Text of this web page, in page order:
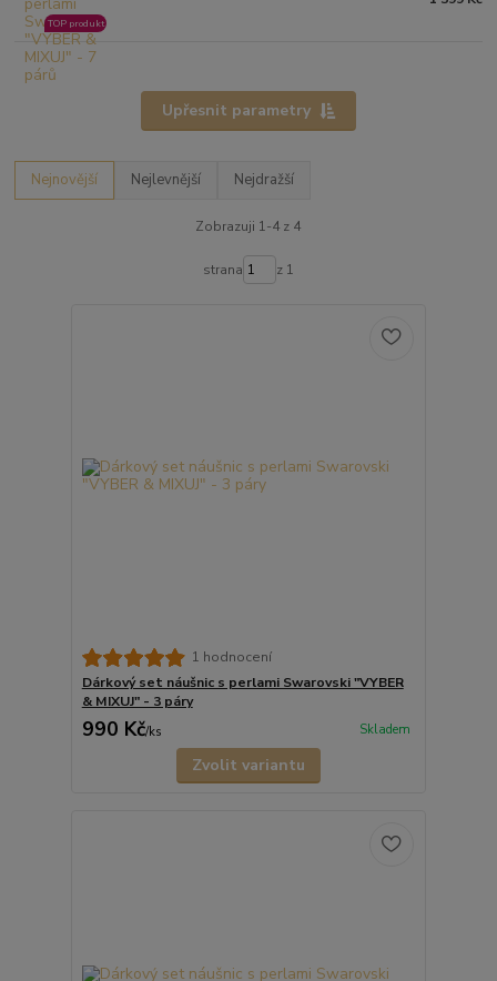
TOP produkt
Upřesnit parametry
Nejnovější Nejlevnější Nejdražší
Zobrazuji 1-4 z 4
strana z 1
1 hodnocení
Dárkový set náušnic s perlami Swarovski "VYBER
& MIXUJ" - 3 páry
990 Kč/ks Skladem
Zvolit variantu